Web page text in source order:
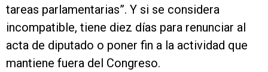
tareas parlamentarias”. Y si se considera
incompatible, tiene diez días para renunciar al
acta de diputado o poner fin a la actividad que
mantiene fuera del Congreso.